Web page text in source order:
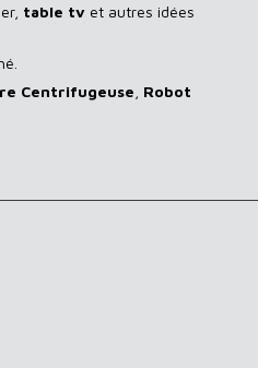
table tv et autres idées
Centrifugeuse Robot